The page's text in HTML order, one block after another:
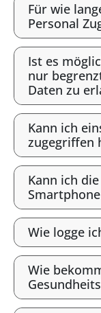
Für wie
Personal
Ist es
nur
Daten zu
Kann ich
zugegriffen
Kann ich
Wie logge
Wie